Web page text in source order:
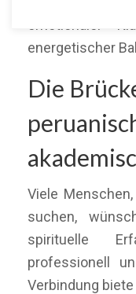
energetischer
Die
Viele
suchen,
spirituelle
professionell
Verbindung